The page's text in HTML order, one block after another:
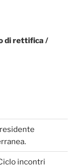
di rettifica /
incontri